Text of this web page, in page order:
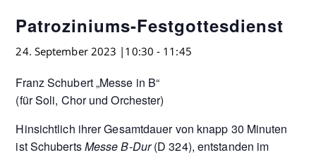
Patroziniums-Festgottesdienst
24. September 2023 |10:30 - 11:45
Franz Schubert „Messe in B“
(für Soli, Chor und Orchester)
Hinsichtlich ihrer Gesamtdauer von knapp 30 Minuten
ist SchubertsMesse B-Dur(D 324), entstanden im